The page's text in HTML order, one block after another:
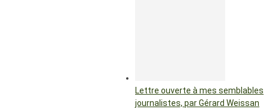
Lettre ouverte à mes semblables
journalistes, par Gérard Weissan